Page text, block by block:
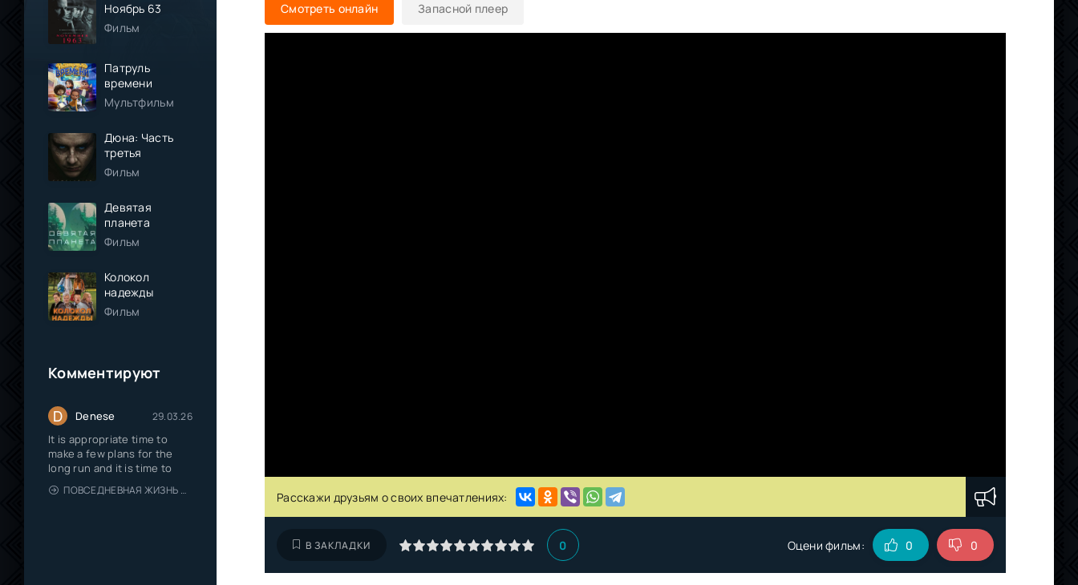
Ноябрь 63
Фильм
Патруль
времени
Мультфильм
Дюна: Часть
третья
Фильм
Девятая
планета
Фильм
Колокол
надежды
Фильм
Комментируют
D Denese 29.03.26
It is appropriate time to
make a few plans for the
long run and it is time to
ПОВСЕДНЕВНАЯ ЖИЗНЬ ОДИНОКОГО ДВАДЦАТИДЕВЯТИЛЕТНЕГО АВАНТЮРИСТА
Смотреть онлайн Запасной плеер
Расскажи друзьям о своих впечатлениях:
В ЗАКЛАДКИ 0 Оцени фильм: 0 0